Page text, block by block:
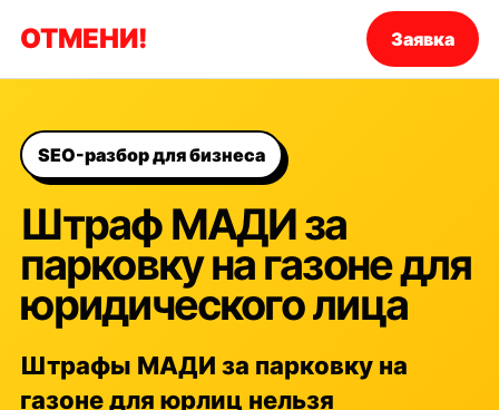
ОТМЕНИ! Заявка
SEO-разбор для бизнеса
Штраф МАДИ за
парковку на газоне для
юридического лица
Штрафы МАДИ за парковку на
газоне для юрлиц нельзя